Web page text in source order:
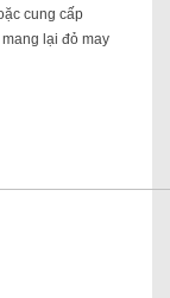
cung cấp
lại đỏ may